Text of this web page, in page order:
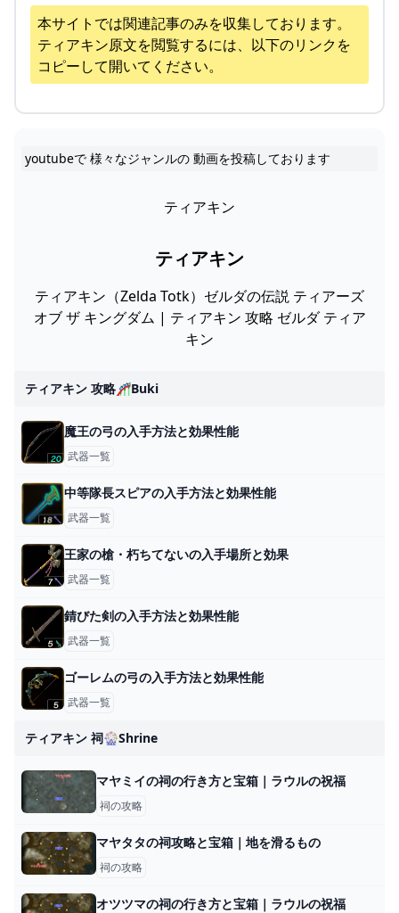
本サイトでは関連記事のみを収集しております。
ティアキン原文を閲覧するには、以下のリンクを
コピーして開いてください。
youtubeで 様々なジャンルの 動画を投稿しております
ティアキン
ティアキン
ティアキン（Zelda Totk）ゼルダの伝説 ティアーズ
オブ ザ キングダム | ティアキン 攻略 ゼルダ ティア
キン
ティアキン 攻略🎢buki
魔王の弓の入手方法と効果性能
武器一覧
中等隊長スピアの入手方法と効果性能
武器一覧
王家の槍・朽ちてないの入手場所と効果
武器一覧
錆びた剣の入手方法と効果性能
武器一覧
ゴーレムの弓の入手方法と効果性能
武器一覧
ティアキン 祠🎡shrine
マヤミイの祠の行き方と宝箱｜ラウルの祝福
祠の攻略
マヤタタの祠攻略と宝箱｜地を滑るもの
祠の攻略
オツツマの祠の行き方と宝箱｜ラウルの祝福